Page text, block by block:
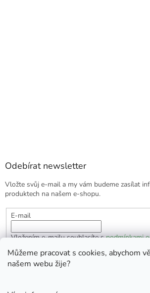
Můžeme pracovat s cookies, abychom
našem webu žije?
Odebírat newsletter
Vložte svůj e-mail a my vám budeme zasílat
produktech na našem e-shopu.
E-mail
Vložením e-mailu souhlasíte spodmínkami
údajů
PŘIHLÁSIT SE